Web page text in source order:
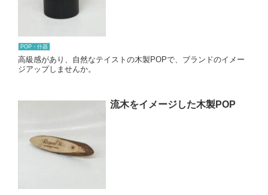
POP・什器
高級感があり、自然なテイストの木製POPで、ブランドのイメー
ジアップしませんか。
流木をイメージした木製POP